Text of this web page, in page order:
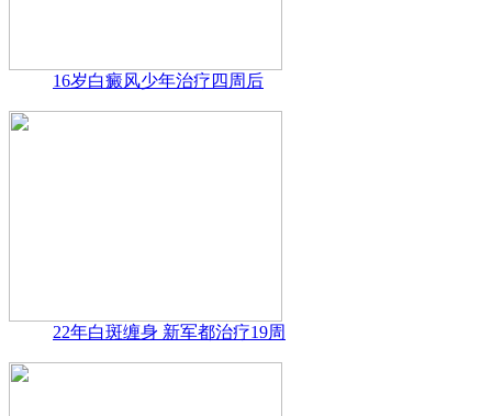
16岁白癜风少年治疗四周后
22年白斑缠身 新军都治疗19周